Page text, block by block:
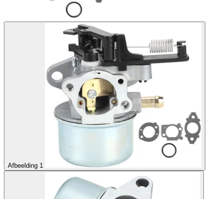
Afbeelding 1